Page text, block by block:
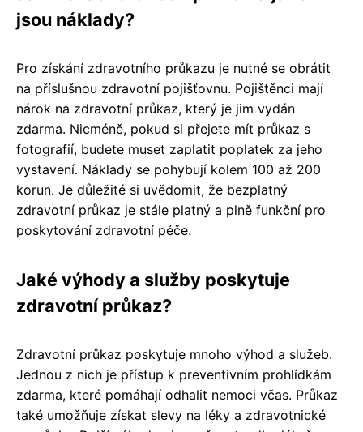
jsou náklady?
Pro získání zdravotního průkazu je nutné se obrátit
na příslušnou zdravotní pojišťovnu. Pojištěnci mají
nárok na zdravotní průkaz, který je jim vydán
zdarma. Nicméně, pokud si přejete mít průkaz s
fotografií, budete muset zaplatit poplatek za jeho
vystavení. Náklady se pohybují kolem 100 až 200
korun. Je důležité si uvědomit, že bezplatný
zdravotní průkaz je stále platný a plně funkční pro
poskytování zdravotní péče.
Jaké výhody a služby poskytuje
zdravotní průkaz?
Zdravotní průkaz poskytuje mnoho výhod a služeb.
Jednou z nich je přístup k preventivním prohlídkám
zdarma, které pomáhají odhalit nemoci včas. Průkaz
také umožňuje získat slevy na léky a zdravotnické